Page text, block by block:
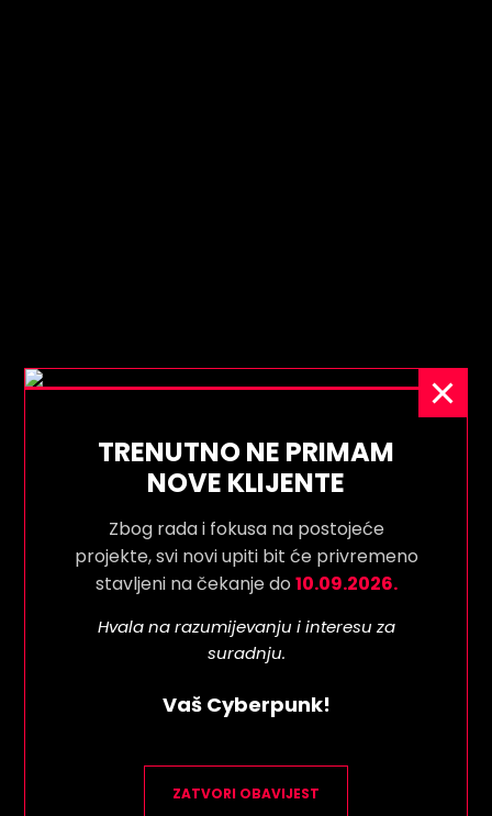
TRENUTNO NE PRIMAM
NOVE KLIJENTE
Zbog rada i fokusa na postojeće
projekte, svi novi upiti bit će privremeno
stavljeni na čekanje do 10.09.2026.
Hvala na razumijevanju i interesu za
suradnju.
Vaš Cyberpunk!
ZATVORI OBAVIJEST